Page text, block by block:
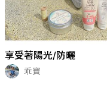
享受著陽光/防曬
乖寶